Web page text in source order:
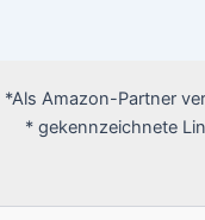
*Als Amazon-Partner
* gekennzeichnete